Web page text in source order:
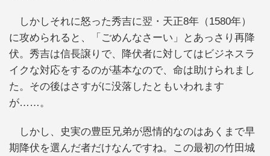
しかしそれに怒った秀吉に翌・天正8年（1580年）
に攻められると、「ごめんなさーい」とあっさり再降
伏。秀吉は信長譲りで、降伏者に対してはビジネスラ
イクな対応をするのが基本なので、命は助けられまし
た。その後はさすがに没落したともいわれます
が……。
しかし、史実の豊臣兄弟が恩情的なのはあくまで早
期降伏を選んだ者だけなんですね。この最初の竹田城